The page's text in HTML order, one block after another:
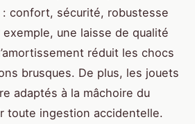
confort, sécurité, robustesse
une laisse de qualité
réduit les chocs
brusques. De plus, les jouets
adaptés à la mâchoire du
toute ingestion accidentelle.